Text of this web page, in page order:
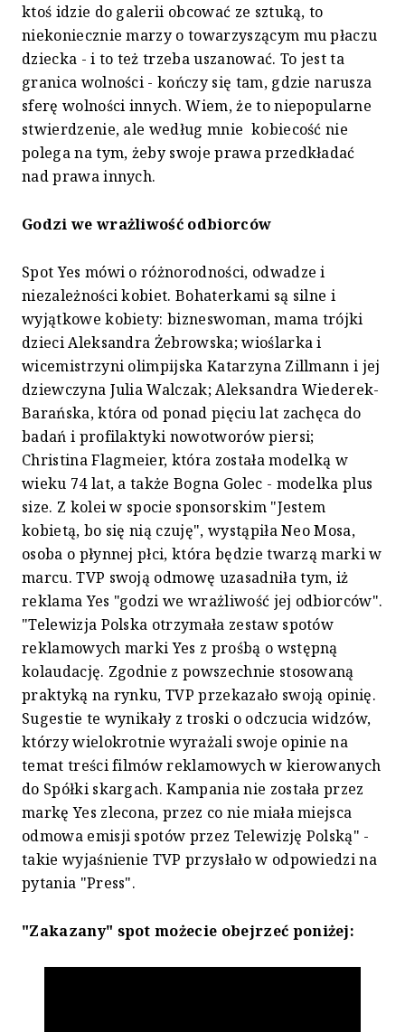
ktoś idzie do galerii obcować ze sztuką, to
niekoniecznie marzy o towarzyszącym mu płaczu
dziecka - i to też trzeba uszanować. To jest ta
granica wolności - kończy się tam, gdzie narusza
sferę wolności innych. Wiem, że to niepopularne
stwierdzenie, ale według mnie kobiecość nie
polega na tym, żeby swoje prawa przedkładać
nad prawa innych.
Godzi we wrażliwość odbiorców
Spot Yes mówi o różnorodności, odwadze i
niezależności kobiet. Bohaterkami są silne i
wyjątkowe kobiety: bizneswoman, mama trójki
dzieci Aleksandra Żebrowska; wioślarka i
wicemistrzyni olimpijska Katarzyna Zillmann i jej
dziewczyna Julia Walczak; Aleksandra Wiederek-
Barańska, która od ponad pięciu lat zachęca do
badań i profilaktyki nowotworów piersi;
Christina Flagmeier, która została modelką w
wieku 74 lat, a także Bogna Golec - modelka plus
size. Z kolei w spocie sponsorskim "Jestem
kobietą, bo się nią czuję", wystąpiła Neo Mosa,
osoba o płynnej płci, która będzie twarzą marki w
marcu. TVP swoją odmowę uzasadniła tym, iż
reklama Yes "godzi we wrażliwość jej odbiorców".
"Telewizja Polska otrzymała zestaw spotów
reklamowych marki Yes z prośbą o wstępną
kolaudację. Zgodnie z powszechnie stosowaną
praktyką na rynku, TVP przekazało swoją opinię.
Sugestie te wynikały z troski o odczucia widzów,
którzy wielokrotnie wyrażali swoje opinie na
temat treści filmów reklamowych w kierowanych
do Spółki skargach. Kampania nie została przez
markę Yes zlecona, przez co nie miała miejsca
odmowa emisji spotów przez Telewizję Polską" -
takie wyjaśnienie TVP przysłało w odpowiedzi na
pytania "Press".
"Zakazany" spot możecie obejrzeć poniżej: